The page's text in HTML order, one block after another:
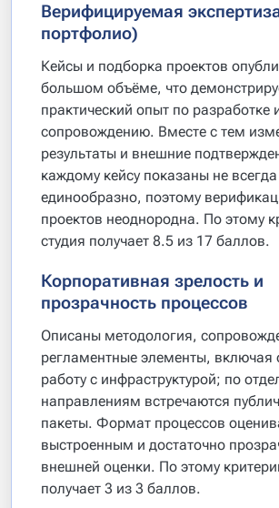
Верифицируемая
портфолио)
Кейсы и подборка проектов
большом объёме, что
практический опыт по разработке
сопровождению. Вместе с тем
результаты и внешние
каждому кейсу показаны не
единообразно, поэтому
проектов неоднородна. По этому
студия получает 8.5 из 17 баллов.
Корпоративная зрелость и
прозрачность процессов
Описаны методология,
регламентные элементы, включая
работу с инфраструктурой; по
направлениям встречаются
пакеты. Формат процессов
выстроенным и достаточно
внешней оценки. По этому
получает 3 из 3 баллов.